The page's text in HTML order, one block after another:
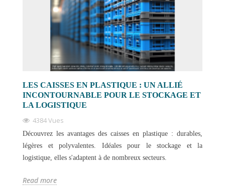
LES CAISSES EN PLASTIQUE : UN ALLIÉ
INCONTOURNABLE POUR LE STOCKAGE ET
LA LOGISTIQUE
4384 Vues
Découvrez les avantages des caisses en plastique : durables,
légères et polyvalentes. Idéales pour le stockage et la
logistique, elles s'adaptent à de nombreux secteurs.
Read more